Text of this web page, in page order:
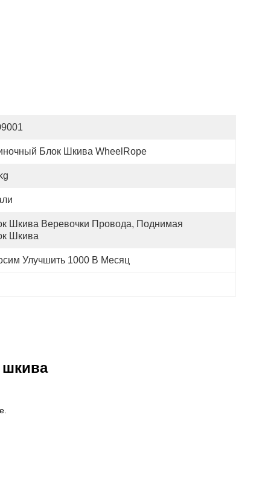
Блок Шкива WheelRope
Шкива Веревочки Провода, Поднимая
Шкива
Улучшить 1000 В Месяц
шкива